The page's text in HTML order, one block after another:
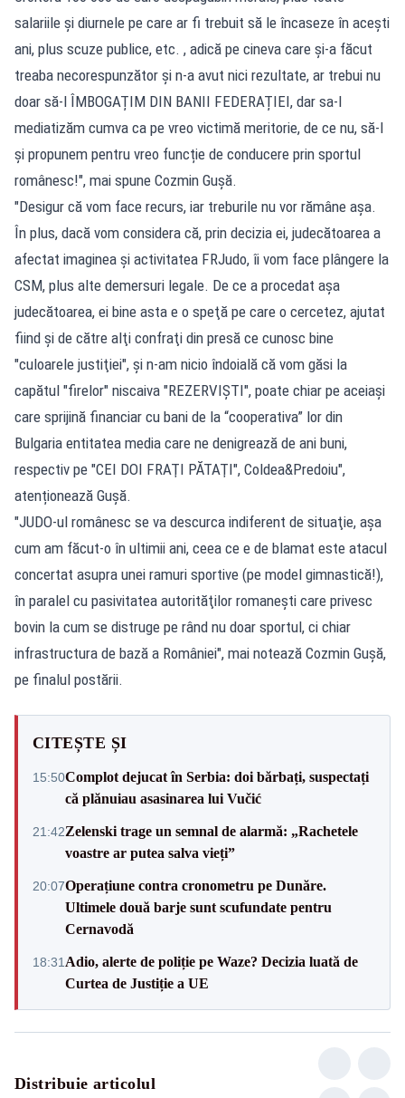
salariile şi diurnele pe care ar fi trebuit să le încaseze în acești
ani, plus scuze publice, etc. , adică pe cineva care şi-a făcut
treaba necorespunzător şi n-a avut nici rezultate, ar trebui nu
doar să-l ÎMBOGAȚIM DIN BANII FEDERAȚIEI, dar sa-l
mediatizăm cumva ca pe vreo victimă meritorie, de ce nu, să-l
și propunem pentru vreo funcție de conducere prin sportul
românesc!", mai spune Cozmin Gușă.
"Desigur că vom face recurs, iar treburile nu vor rămâne aşa.
În plus, dacă vom considera că, prin decizia ei, judecătoarea a
afectat imaginea şi activitatea FRJudo, îi vom face plângere la
CSM, plus alte demersuri legale. De ce a procedat aşa
judecătoarea, ei bine asta e o speţă pe care o cercetez, ajutat
fiind şi de către alţi confraţi din presă ce cunosc bine
"culoarele justiţiei", şi n-am nicio îndoială că vom găsi la
capătul "firelor" niscaiva "REZERVIŞTI", poate chiar pe aceiaşi
care sprijină financiar cu bani de la “cooperativa” lor din
Bulgaria entitatea media care ne denigrează de ani buni,
respectiv pe "CEI DOI FRAŢI PĂTAŢI", Coldea&Predoiu",
atenționează Gușă.
"JUDO-ul românesc se va descurca indiferent de situaţie, aşa
cum am făcut-o în ultimii ani, ceea ce e de blamat este atacul
concertat asupra unei ramuri sportive (pe model gimnastică!),
în paralel cu pasivitatea autorităţilor romaneşti care privesc
bovin la cum se distruge pe rând nu doar sportul, ci chiar
infrastructura de bază a României", mai notează Cozmin Gușă,
pe finalul postării.
CITEȘTE ȘI
15:50Complot dejucat în Serbia: doi bărbați, suspectați
că plănuiau asasinarea lui Vučić
21:42Zelenski trage un semnal de alarmă: „Rachetele
voastre ar putea salva vieți”
20:07Operațiune contra cronometru pe Dunăre.
Ultimele două barje sunt scufundate pentru
Cernavodă
18:31 Adio, alerte de poliție pe Waze? Decizia luată de
Curtea de Justiție a UE
Distribuie articolul